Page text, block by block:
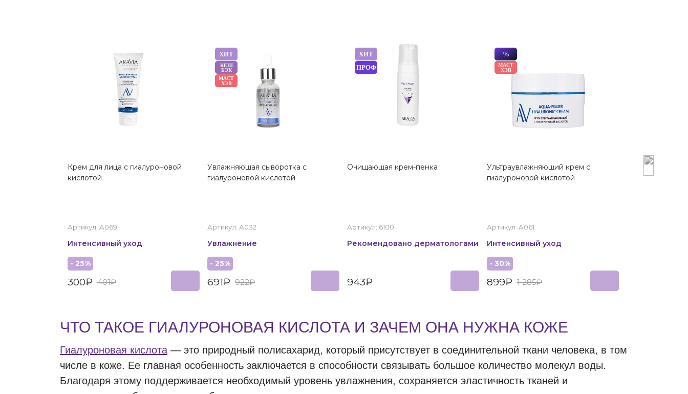
Крем для лица с гиалуроновой
кислотой
Артикул: А069
Интенсивный уход
- 25%
300₽ 401₽
ХИТ
КЕШ
БЭК
МАСТ
ХЭВ
Увлажняющая сыворотка с
гиалуроновой кислотой
Артикул: А032
Увлажнение
- 25%
691₽ 922₽
ХИТ
ПРОФ
Очищающая крем-пенка
Артикул: 6100
Рекомендовано дерматологами
943₽
%
МАСТ
ХЭВ
Ультраувлажняющий крем с
гиалуроновой кислотой
Артикул: А061
Интенсивный уход
- 30%
899₽ 1 285₽
Сыворотка для
гиалуроновой
ЧТО ТАКОЕ ГИАЛУРОНОВАЯ КИСЛОТА И ЗАЧЕМ ОНА НУЖНА КОЖЕ
Гиалуроновая кислота — это природный полисахарид, который присутствует в соединительной ткани человека, в том
числе в коже. Ее главная особенность заключается в способности связывать большое количество молекул воды.
Благодаря этому поддерживается необходимый уровень увлажнения, сохраняется эластичность тканей и